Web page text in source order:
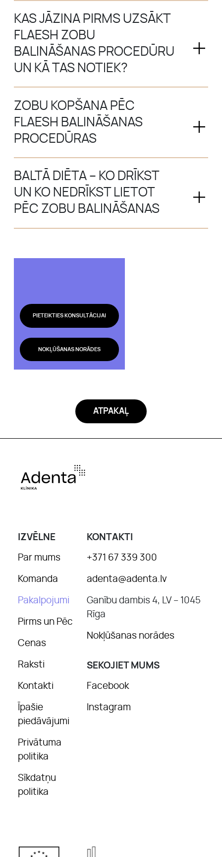
KAS JĀZINA PIRMS UZSĀKT
FLAESH ZOBU
BALINĀŠANAS PROCEDŪRU
UN KĀ TAS NOTIEK?
ZOBU KOPŠANA PĒC
FLAESH BALINĀŠANAS
PROCEDŪRAS
BALTĀ DIĒTA – KO DRĪKST
UN KO NEDRĪKST LIETOT
PĒC ZOBU BALINĀŠANAS
PIETEIKTIES KONSULTĀCIJAI
NOKĻŪŠANAS NORĀDES
ATPAKAĻ
IZVĒLNE
Par mums
Komanda
Pakalpojumi
Pirms un Pēc
Cenas
Raksti
Kontakti
Īpašie
piedāvājumi
Privātuma
politika
Sīkdatņu
politika
KONTAKTI
+371 67 339 300
adenta@adenta.lv
Ganību dambis 4, LV – 1045
Rīga
Nokļūšanas norādes
SEKOJIET MUMS
Facebook
Instagram